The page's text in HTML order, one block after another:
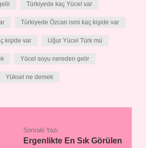
Türkiyede kaç Yücel var
Türkiyede Özcan ismi kaç kişide var
kişide var Uğur Yücel Türk mü
Yücel soyu nereden gelir
Yüksel ne demek
Sonraki Yazı
Ergenlikte En Sık Görülen